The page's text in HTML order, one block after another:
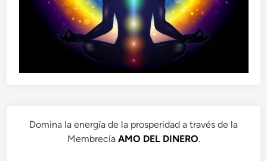
Domina la energía de la prosperidad a través de la
Membrecía AMO DEL DINERO.